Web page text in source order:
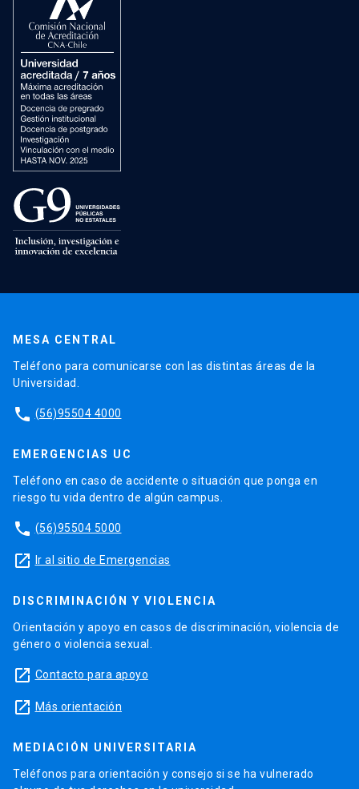
MESA CENTRAL
Teléfono para comunicarse con las distintas áreas de la
Universidad.
phone (56)95504 4000
EMERGENCIAS UC
Teléfono en caso de accidente o situación que ponga en
riesgo tu vida dentro de algún campus.
phone (56)95504 5000
launch Ir al sitio de Emergencias
DISCRIMINACIÓN Y VIOLENCIA
Orientación y apoyo en casos de discriminación, violencia de
género o violencia sexual.
launch Contacto para apoyo
launch Más orientación
MEDIACIÓN UNIVERSITARIA
Teléfonos para orientación y consejo si se ha vulnerado